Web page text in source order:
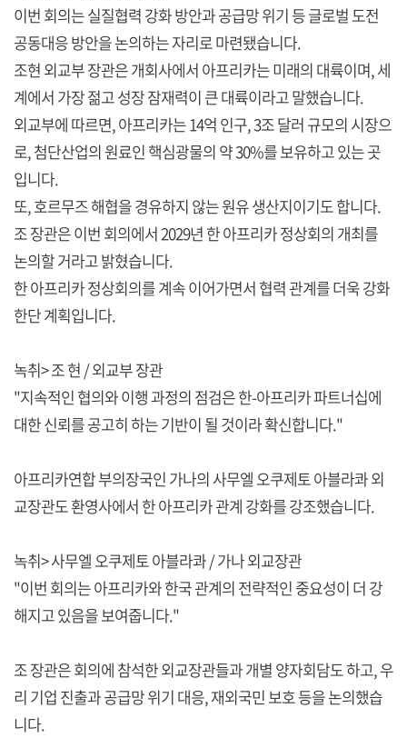
이번 회의는 실질협력 강화 방안과 공급망 위기 등 글로벌 도전
공동대응 방안을 논의하는 자리로 마련됐습니다.
조현 외교부 장관은 개회사에서 아프리카는 미래의 대륙이며, 세
계에서 가장 젊고 성장 잠재력이 큰 대륙이라고 말했습니다.
외교부에 따르면, 아프리카는 14억 인구, 3조 달러 규모의 시장으
로, 첨단산업의 원료인 핵심광물의 약 30%를 보유하고 있는 곳
입니다.
또, 호르무즈 해협을 경유하지 않는 원유 생산지이기도 합니다.
조 장관은 이번 회의에서 2029년 한 아프리카 정상회의 개최를
논의할 거라고 밝혔습니다.
한 아프리카 정상회의를 계속 이어가면서 협력 관계를 더욱 강화
한단 계획입니다.
녹취> 조 현 / 외교부 장관
"지속적인 협의와 이행 과정의 점검은 한-아프리카 파트너십에
대한 신뢰를 공고히 하는 기반이 될 것이라 확신합니다."
아프리카연합 부의장국인 가나의 사무엘 오쿠제토 아블라콰 외
교장관도 환영사에서 한 아프리카 관계 강화를 강조했습니다.
녹취> 사무엘 오쿠제토 아블라콰 / 가나 외교장관
"이번 회의는 아프리카와 한국 관계의 전략적인 중요성이 더 강
해지고 있음을 보여줍니다."
조 장관은 회의에 참석한 외교장관들과 개별 양자회담도 하고, 우
리 기업 진출과 공급망 위기 대응, 재외국민 보호 등을 논의했습
니다.